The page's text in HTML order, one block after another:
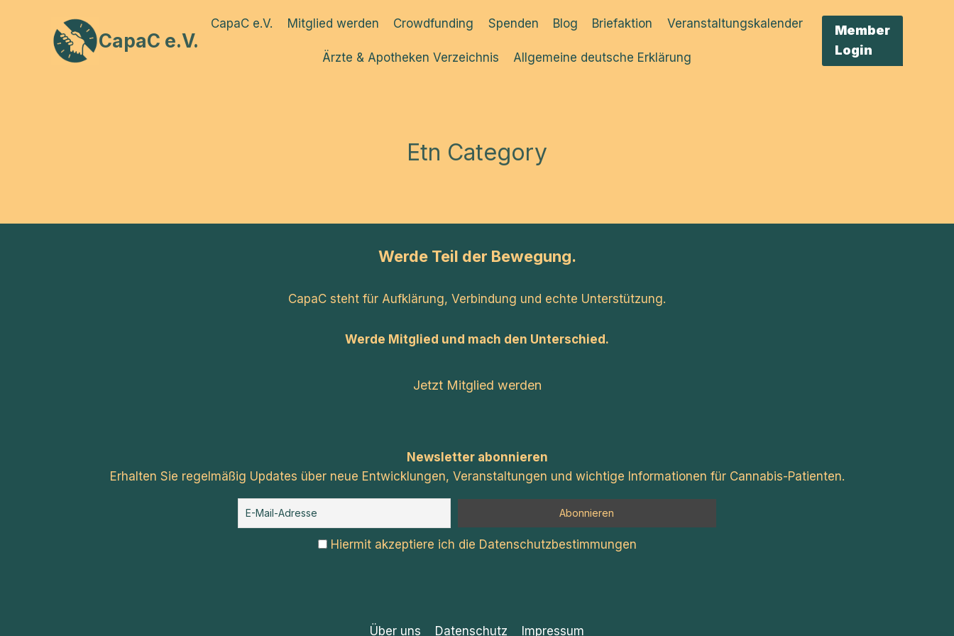
CapaC e.V.
CapaC e.V. Mitglied werden Crowdfunding Spenden Blog Briefaktion Veranstaltungskalender
Ärzte & Apotheken Verzeichnis Allgemeine deutsche Erklärung
Member
Login
Etn Category
Werde Teil der Bewegung.
CapaC steht für Aufklärung, Verbindung und echte Unterstützung.
Werde Mitglied und mach den Unterschied.
Jetzt Mitglied werden
Newsletter abonnieren
Erhalten Sie regelmäßig Updates über neue Entwicklungen, Veranstaltungen und wichtige Informationen für Cannabis-Patienten.
Hiermit akzeptiere ich die Datenschutzbestimmungen
Über uns Datenschutz Impressum